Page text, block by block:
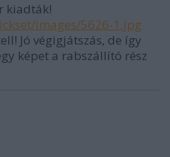
kiadták!
images/5626-1.jpg
Jó végigjátszás, de így
képet a rabszállító rész